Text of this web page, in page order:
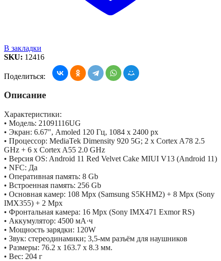
В закладки
SKU: 12416
Поделиться:
Описание
Характеристики:
• Модель: 21091116UG
• Экран: 6.67", Amoled 120 Гц, 1084 x 2400 px
• Процессор: MediaTek Dimensity 920 5G; 2 x Cortex A78 2.5
GHz + 6 x Cortex A55 2.0 GHz
• Версия OS: Android 11 Red Velvet Cake MIUI V13 (Android 11)
• NFC: Да
• Оперативная память: 8 Gb
• Встроенная память: 256 Gb
• Основная камер: 108 Mpx (Samsung S5KHM2) + 8 Mpx (Sony
IMX355) + 2 Mpx
• Фронтальная камера: 16 Mpx (Sony IMX471 Exmor RS)
• Аккумулятор: 4500 мА·ч
• Мощность зарядки: 120W
• Звук: стереодинамики; 3,5-мм разъём для наушников
• Размеры: 76.2 x 163.7 x 8.3 мм.
• Вес: 204 г